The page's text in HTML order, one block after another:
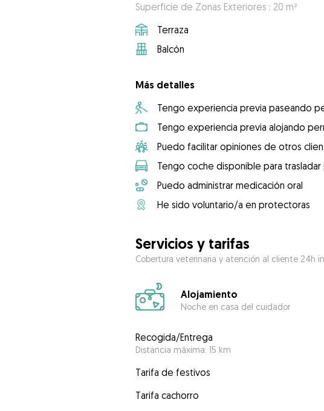
Superficie de Zonas Exteriores : 20 m²
Terraza
Balcón
Más detalles
Tengo experiencia previa paseando
Tengo experiencia previa alojando
Puedo facilitar opiniones de otros
Tengo coche disponible para trasladar
Puedo administrar medicación oral
He sido voluntario/a en protectoras
Servicios y tarifas
Cobertura veterinaria y atención al cliente 24h
Alojamiento
Noche en casa del cuidador
Recogida/Entrega
Distancia máxima: 15 km
Tarifa de festivos
Tarifa cachorro